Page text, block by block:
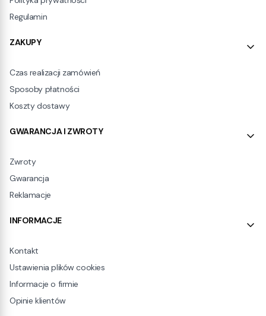
Regulamin
ZAKUPY
Czas realizacji zamówień
Sposoby płatności
Koszty dostawy
GWARANCJA I ZWROTY
Zwroty
Gwarancja
Reklamacje
INFORMACJE
Kontakt
Ustawienia plików cookies
Informacje o firmie
Opinie klientów